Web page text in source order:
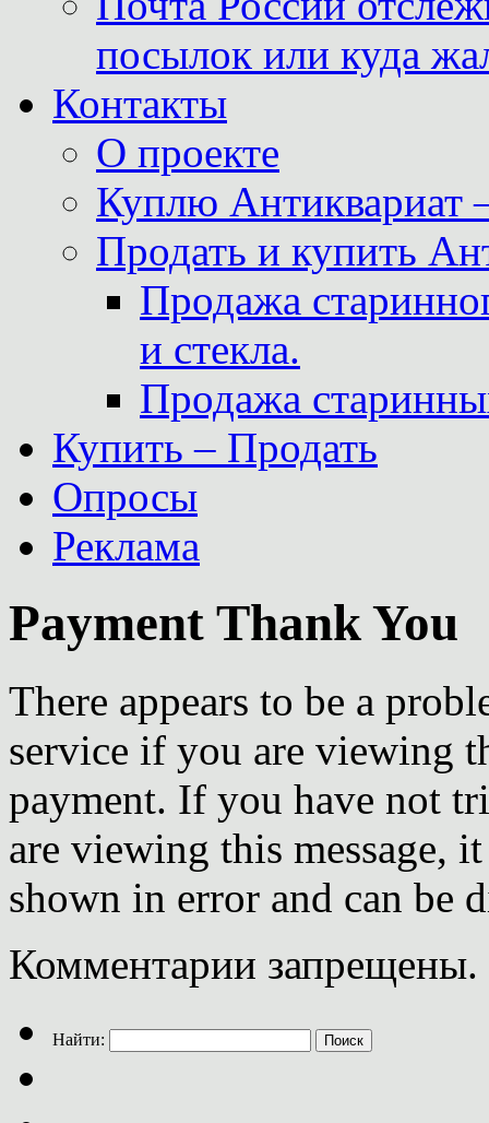
посылок или куда
Контакты
О проекте
Куплю Антиквариат
Продать и купить
Продажа
и стекла.
Продажа
Купить – Продать
Опросы
Реклама
Payment Thank You
There appears to be a
service if you are viewing
payment. If you have not
are viewing this message,
shown in error and can be
Комментарии запрещены.
Найти: